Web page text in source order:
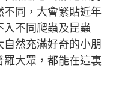
同，大會緊貼近年
不同爬蟲及昆蟲
然充滿好奇的小朋
大眾，都能在這裏